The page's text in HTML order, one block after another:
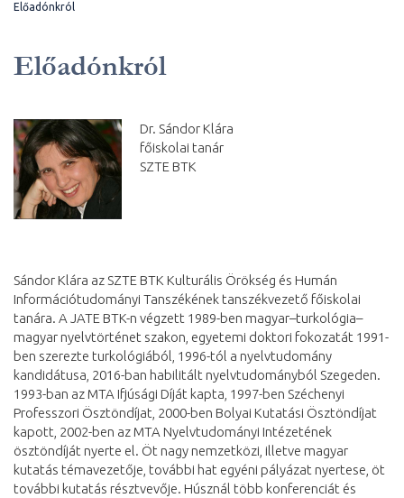
Előadónkról
Előadónkról
Dr. Sándor Klára
főiskolai tanár
SZTE BTK
Sándor Klára az SZTE BTK Kulturális Örökség és Humán
Információtudományi Tanszékének tanszékvezető főiskolai
tanára. A JATE BTK-n végzett 1989-ben magyar–turkológia–
magyar nyelvtörténet szakon, egyetemi doktori fokozatát 1991-
ben szerezte turkológiából, 1996-tól a nyelvtudomány
kandidátusa, 2016-ban habilitált nyelvtudományból Szegeden.
1993-ban az MTA Ifjúsági Díját kapta, 1997-ben Széchenyi
Professzori Ösztöndíjat, 2000-ben Bolyai Kutatási Ösztöndíjat
kapott, 2002-ben az MTA Nyelvtudományi Intézetének
ösztöndíját nyerte el. Öt nagy nemzetközi, illetve magyar
kutatás témavezetője, további hat egyéni pályázat nyertese, öt
további kutatás résztvevője. Húsznál több konferenciát és